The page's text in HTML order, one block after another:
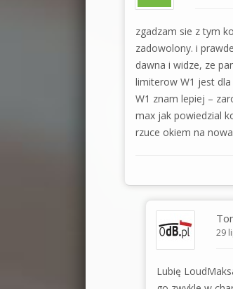
zgadzam sie z tym
zadowolony. i
dawna i widze, ze
limiterow W1 jest
W1 znam lepiej –
max jak powiedzial
rzuce okiem na
29
Lubię